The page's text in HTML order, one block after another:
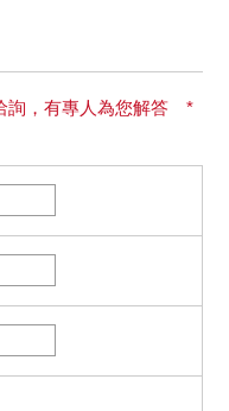
詢，有專人為您解答 *